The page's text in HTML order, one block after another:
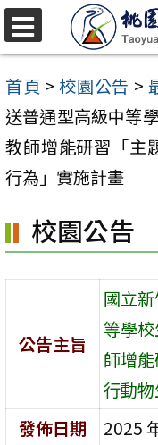
跳
至
主
要
內
容
首頁 > 校園公告 >
送普通型高級中等
教師增能研習「主
行為」實施計畫
校園公告
公告主旨
國立
等學
師增
行動
發佈日期
2025
選
單